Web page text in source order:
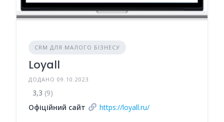
CRM ДЛЯ МАЛОГО БІЗНЕСУ
Loyall
ДОДАНО 09.10.2023
3,3 (9)
Офіційний сайт
https://loyall.ru/